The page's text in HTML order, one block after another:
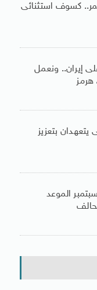
كسوف استثنائى
إيران.. ونعمل
يتعهدان بتعزيز
رئيس الوزراء العراقى: 30 سبتمبر الموعد